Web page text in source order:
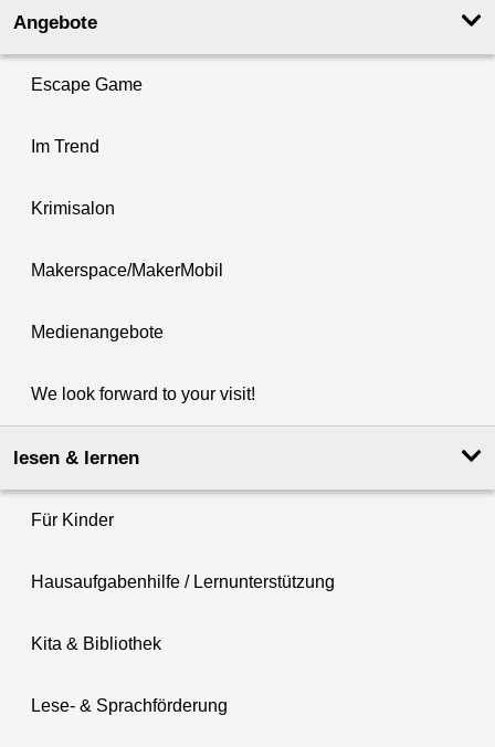
Angebote
Escape Game
Im Trend
Krimisalon
Makerspace/MakerMobil
Medienangebote
We look forward to your visit!
lesen & lernen
Für Kinder
Hausaufgabenhilfe / Lernunterstützung
Kita & Bibliothek
Lese- & Sprachförderung